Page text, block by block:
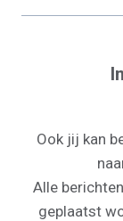
Ook jij kan
Alle
geplaatst